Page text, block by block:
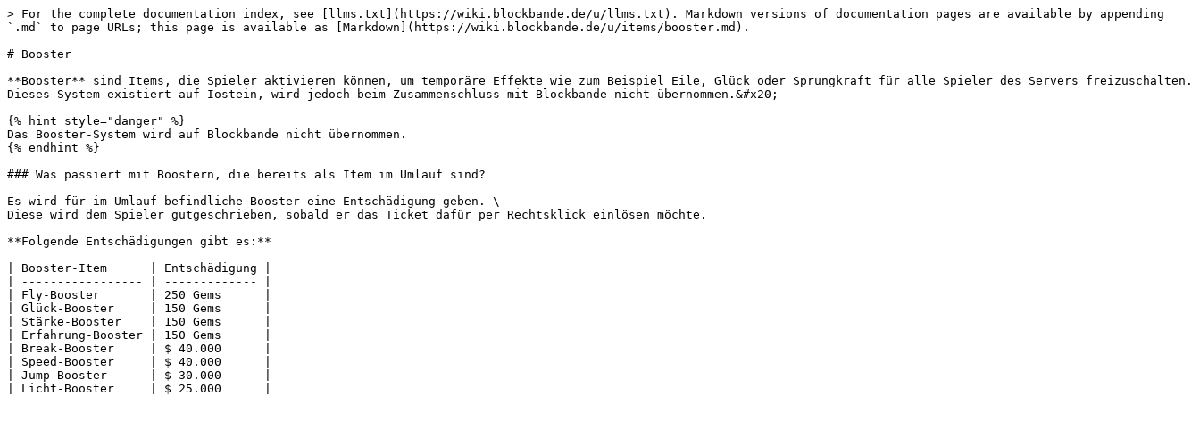
> For the complete documentation index, see [llms.txt](https://wiki.blockbande.de/u/llms.txt). Markdown versions of documentation pages are available by appending
`.md` to page URLs; this page is available as [Markdown](https://wiki.blockbande.de/u/items/booster.md).
# Booster
**Booster** sind Items, die Spieler aktivieren können, um temporäre Effekte wie zum Beispiel Eile, Glück oder Sprungkraft für alle Spieler des Servers freizuschalten.
Dieses System existiert auf Iostein, wird jedoch beim Zusammenschluss mit Blockbande nicht übernommen.&#x20;
{% hint style="danger" %}
Das Booster-System wird auf Blockbande nicht übernommen.
{% endhint %}
### Was passiert mit Boostern, die bereits als Item im Umlauf sind?
Es wird für im Umlauf befindliche Booster eine Entschädigung geben. \
Diese wird dem Spieler gutgeschrieben, sobald er das Ticket dafür per Rechtsklick einlösen möchte.
**Folgende Entschädigungen gibt es:**
| Booster-Item      | Entschädigung |
| ----------------- | ------------- |
| Fly-Booster       | 250 Gems      |
| Glück-Booster     | 150 Gems      |
| Stärke-Booster    | 150 Gems      |
| Erfahrung-Booster | 150 Gems      |
| Break-Booster     | $ 40.000      |
| Speed-Booster     | $ 40.000      |
| Jump-Booster      | $ 30.000      |